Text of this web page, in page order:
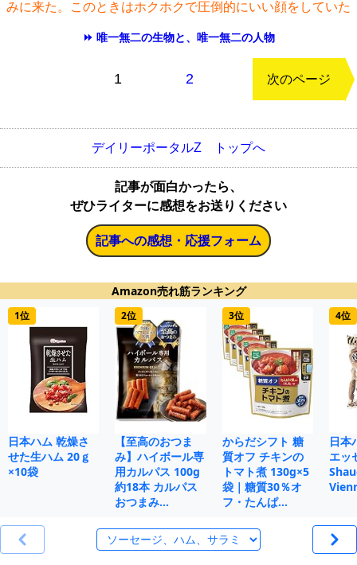
みに来た。このときはホクホクで圧倒的にいい顔をしていた
⏩ 唯一無二の生物と、唯一無二の人物
1 2 次のページ
デイリーポータルZ トップへ
記事が面白かったら、
ぜひライターに感想をお送りください
記事への感想・応援フォーム
Amazon売れ筋ランキング
1位
日本ハム 乾燥さ
せた生ハム 20ｇ
×10袋
2位
【至高のおつま
み】ハイボール専
用カルパス 100g
約18本 カルパス
おつまみ…
3位
からだシフト 糖
質オフ チキンの
トマト煮 130g×5
袋｜糖質30％オ
フ・たんぱ…
4位
日本
エッ